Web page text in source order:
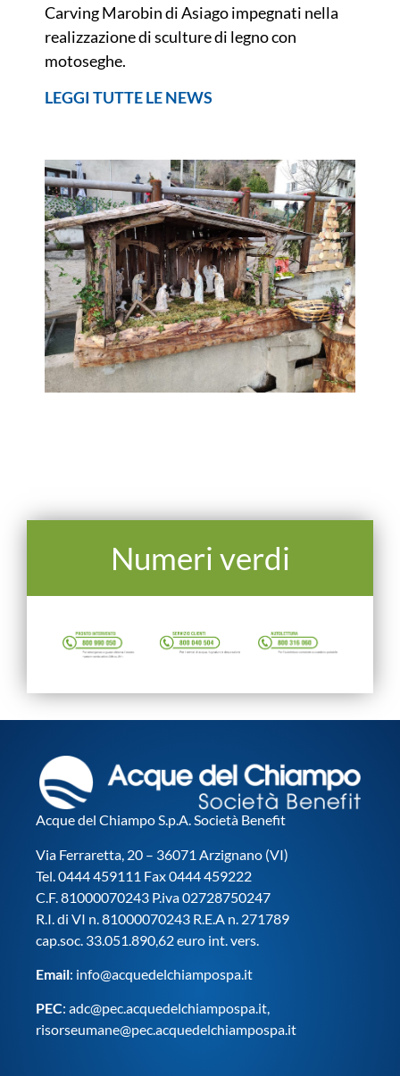
Carving Marobin di Asiago impegnati nella
realizzazione di sculture di legno con
motoseghe.
LEGGI TUTTE LE NEWS
Numeri verdi
Acque del Chiampo S.p.A. Società Benefit
Via Ferraretta, 20 – 36071 Arzignano (VI)
Tel. 0444 459111 Fax 0444 459222
C.F. 81000070243 P.iva 02728750247
R.I. di VI n. 81000070243 R.E.A n. 271789
cap.soc. 33.051.890,62 euro int. vers.
Email: info@acquedelchiampospa.it
PEC: adc@pec.acquedelchiampospa.it,
risorseumane@pec.acquedelchiampospa.it